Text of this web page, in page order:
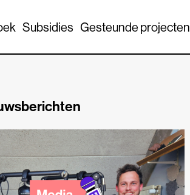
Subsidies Gesteunde projecten